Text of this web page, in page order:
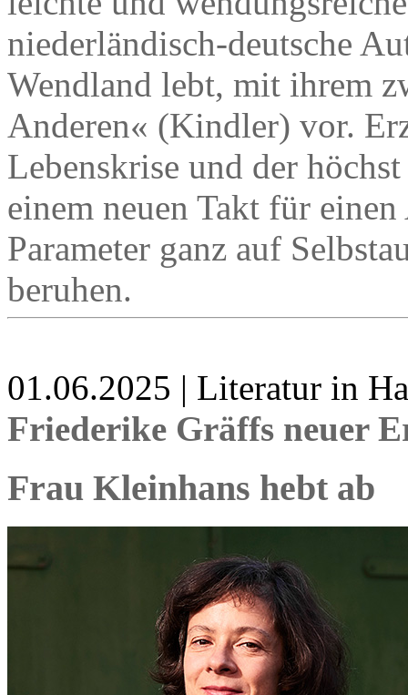
niederländisch-deutsche
Wendland lebt, mit ihrem
Anderen« (Kindler) vor.
Lebenskrise und der
einem neuen Takt für
Parameter ganz auf
beruhen.
01.06.2025 | Literatur in
Friederike Gräffs neuer
Frau Kleinhans hebt ab